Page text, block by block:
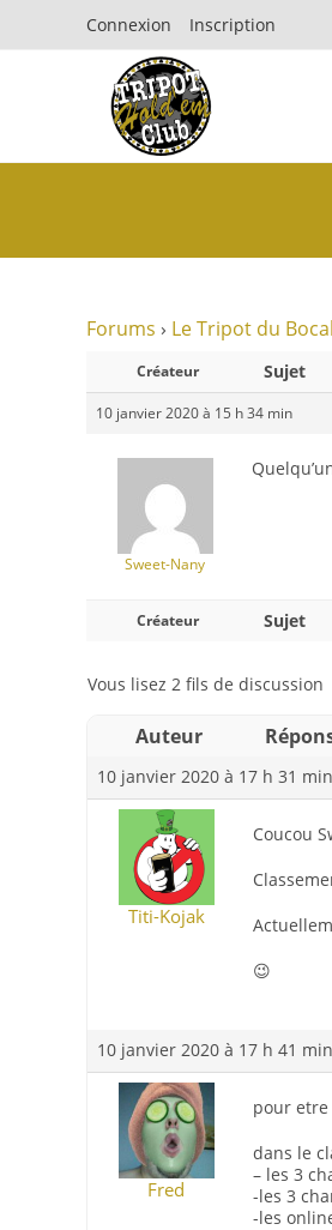
Connexion Inscription
Forums › Le Tripot du Bocal
Créateur Sujet
10 janvier 2020 à 15 h 34 min
Sweet-Nany
Créateur Sujet
Vous lisez 2 fils de discussion
Auteur
10 janvier 2020 à 17 h 31 min
Titi-Kojak
Coucou
😉
10 janvier 2020 à 17 h 41 min
Fred
pour etre
dans le
– les 3
-les 3
-les